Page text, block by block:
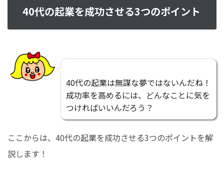
40代の起業を成功させる3つのポイント
40代の起業は無謀な夢ではないんだね！
成功率を高めるには、どんなことに気を
つければいいんだろう？
ここからは、40代の起業を成功させる3つのポイントを解
説します！